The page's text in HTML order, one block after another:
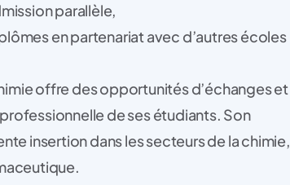
parallèle,
en partenariat avec d’autres écoles
offre des opportunités d’échanges et
de ses étudiants. Son
insertion dans les secteurs de la chimie,